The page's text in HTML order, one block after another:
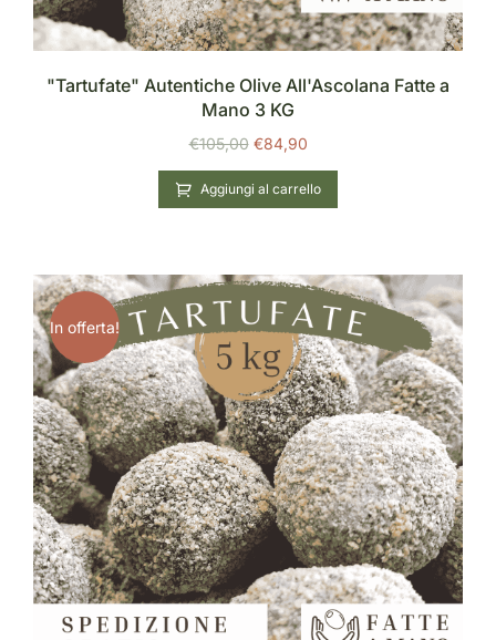
"Tartufate" Autentiche Olive All'Ascolana Fatte a
Mano 3 KG
€105,00 €84,90
Aggiungi al carrello
In offerta!